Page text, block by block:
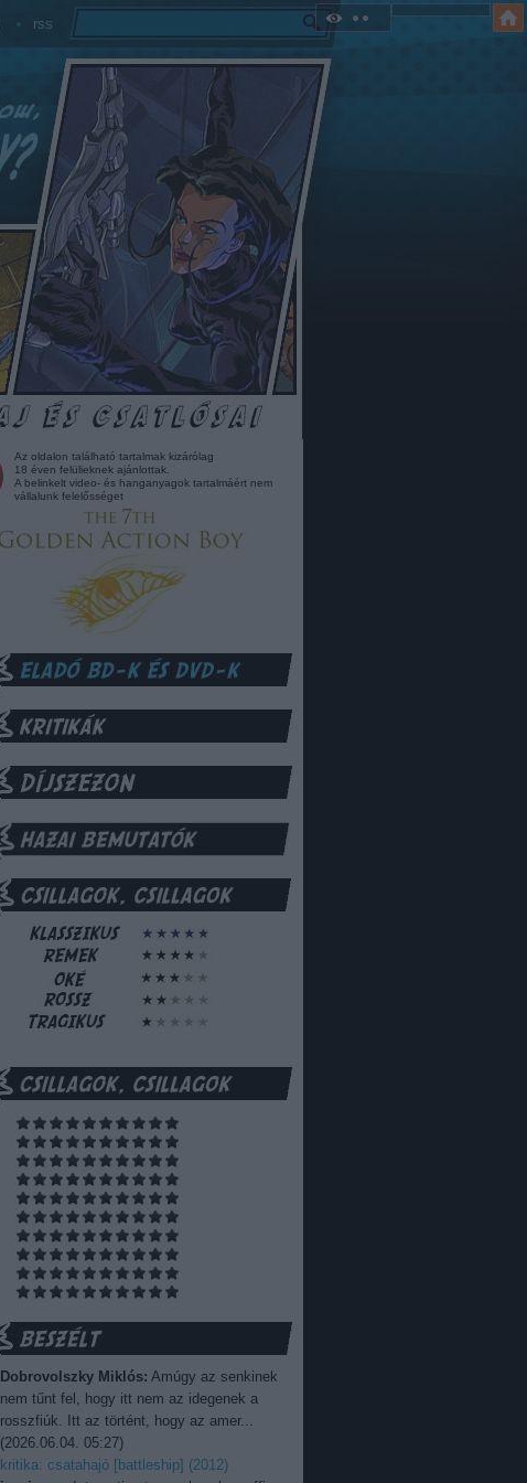
rss
Az oldalon található tartalmak kizárólag
18 éven felülieknek ajánlottak.
A belinkelt video- és hanganyagok tartalmáért nem
vállalunk felelősséget
Dobrovolszky Miklós: Amúgy az senkinek
nem tűnt fel, hogy itt nem az idegenek a
rosszfiúk. Itt az történt, hogy az amer...
(2026.06.04. 05:27)
kritika: csatahajó [battleship] (2012)